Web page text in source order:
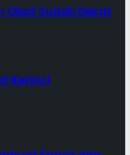
Obat Sudah Dekat
Kerinci